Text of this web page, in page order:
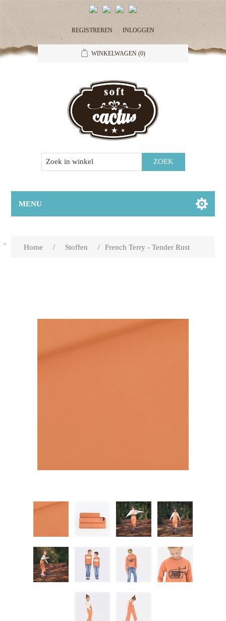
REGISTREREN INLOGGEN
WINKELWAGEN (0)
MENU
Home / Stoffen / French Terry - Tender Rust